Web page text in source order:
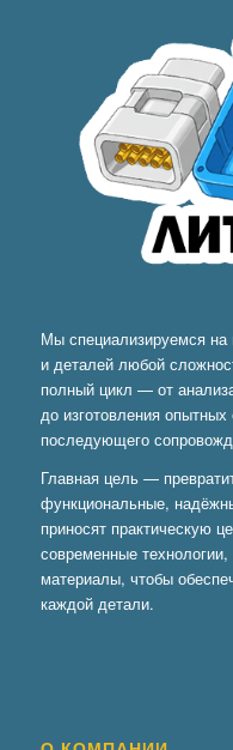
Мы специализируемся на
и деталей любой
полный цикл — от
до изготовления
последующего
Главная цель —
функциональные,
приносят практическую
современные
материалы, чтобы
каждой детали.